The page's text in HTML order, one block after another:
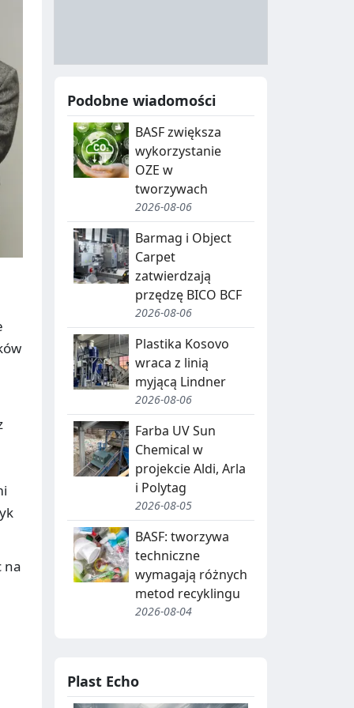
na
I
E
,
R
G
C
A
,
R
Y
K
T
U
C
J
A
O
O
Podobne wiadomości
BASF zwiększa
wykorzystanie
OZE w
tworzywach
2026-08-06
Barmag i Object
Carpet
zatwierdzają
przędzę BICO BCF
2026-08-06
Plastika Kosovo
wraca z linią
myjącą Lindner
2026-08-06
Farba UV Sun
Chemical w
projekcie Aldi, Arla
i Polytag
2026-08-05
BASF: tworzywa
techniczne
wymagają różnych
metod recyklingu
2026-08-04
Plast Echo